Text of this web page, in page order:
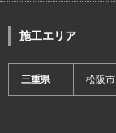
施工エリア
三重県 松阪